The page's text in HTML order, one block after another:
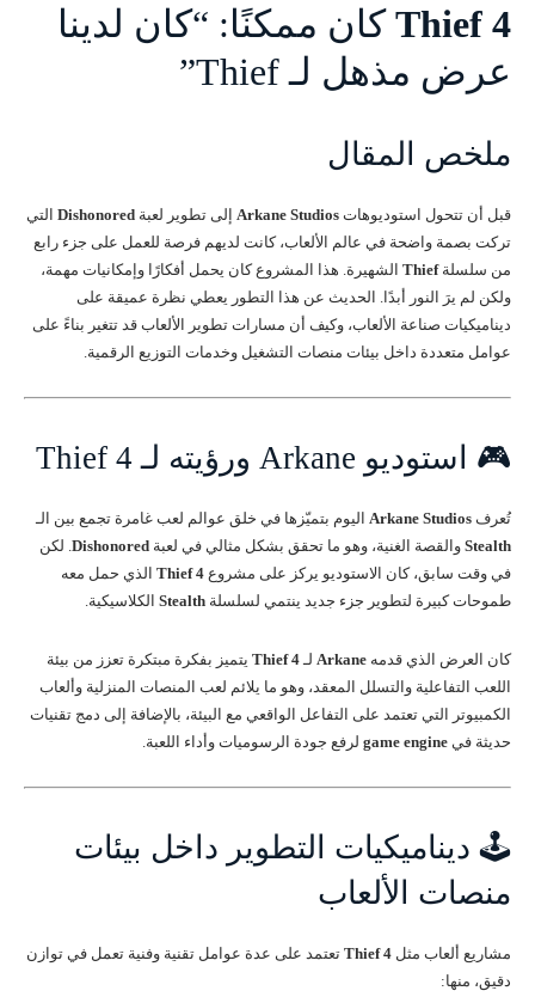
Thief 4كان ممكنًا: “كان لدينا
عرض مذهل لـ Thief”
ملخص المقال
قبل أن تتحول استوديوهات Arkane Studios إلى تطوير لعبة Dishonored التي
تركت بصمة واضحة في عالم الألعاب، كانت لديهم فرصة للعمل على جزء رابع
من سلسلةThief الشهيرة. هذا المشروع كان يحمل أفكارًا وإمكانيات مهمة،
ولكن لم يرَ النور أبدًا. الحديث عن هذا التطور يعطي نظرة عميقة على
ديناميكيات صناعة الألعاب، وكيف أن مسارات تطوير الألعاب قد تتغير بناءً على
عوامل متعددة داخل بيئات منصات التشغيل وخدمات التوزيع الرقمية.
🎮 استوديو Arkane ورؤيته لـ Thief 4
تُعرف Arkane Studios اليوم بتميّزها في خلق عوالم لعب غامرة تجمع بين الـ
Stealth والقصة الغنية، وهو ما تحقق بشكل مثالي في لعبة Dishonored . لكن
في وقت سابق، كان الاستوديو يركز على مشروع Thief 4 الذي حمل معه
طموحات كبيرة لتطوير جزء جديد ينتمي لسلسلة Stealth الكلاسيكية.
كان العرض الذي قدمه Arkane لـ Thief 4 يتميز بفكرة مبتكرة تعزز من بيئة
اللعب التفاعلية والتسلل المعقد، وهو ما يلائم لعب المنصات المنزلية وألعاب
الكمبيوتر التي تعتمد على التفاعل الواقعي مع البيئة، بالإضافة إلى دمج تقنيات
حديثة في game engine لرفع جودة الرسوميات وأداء اللعبة.
🕹️ ديناميكيات التطوير داخل بيئات
منصات الألعاب
مشاريع ألعاب مثل Thief 4 تعتمد على عدة عوامل تقنية وفنية تعمل في توازن
دقيق، منها: